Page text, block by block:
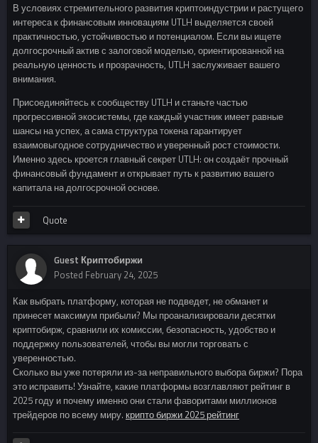
В условиях стремительного развития криптоиндустрии и растущего
интереса к финансовым инновациям UTLH выделяется своей
практичностью, устойчивостью и потенциалом. Если вы ищете
долгосрочный актив с залоговой моделью, ориентированной на
реальную ценность и прозрачность, UTLH заслуживает вашего
внимания.
Присоединяйтесь к сообществу UTLH и станьте частью
прогрессивной экосистемы, где каждый участник имеет равные
шансы на успех, а сама структура токена гарантирует
взаимовыгодное сотрудничество и уверенный рост стоимости.
Именно здесь кроется главный секрет UTLH: он создаёт прочный
финансовый фундамент и открывает путь к развитию вашего
капитала на долгосрочной основе.
Quote
Guest Криптобиржи
Posted February 24, 2025
Как выбрать платформу, которая не подведет, не обманет и
принесет максимум прибыли? Мы проанализировали десятки
криптобирж, сравнили их комиссии, безопасность, удобство и
поддержку пользователей, чтобы вы могли торговать с
уверенностью.
Сколько вы уже потеряли из-за неправильного выбора биржи? Пора
это исправить! Узнайте, какие платформы возглавляют рейтинг в
2025 году и почему именно они стали фаворитами миллионов
трейдеров по всему миру. крипто биржи 2025 рейтинг